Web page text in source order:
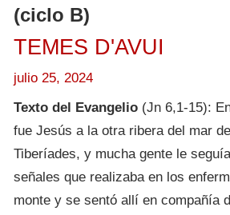
(ciclo B)
TEMES D'AVUI
julio 25, 2024
Texto del Evangelio (Jn 6,1-15):
fue Jesús a la otra ribera del mar
Tiberíades, y mucha gente le
señales que realizaba en los
monte y se sentó allí en compañía